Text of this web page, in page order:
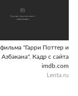
"Гарри Поттер и
Азбакана". Кадр с сайта
imdb.com
Lenta.ru